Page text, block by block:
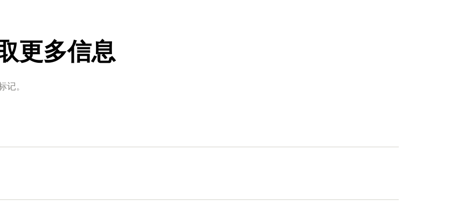
更多信息
记。